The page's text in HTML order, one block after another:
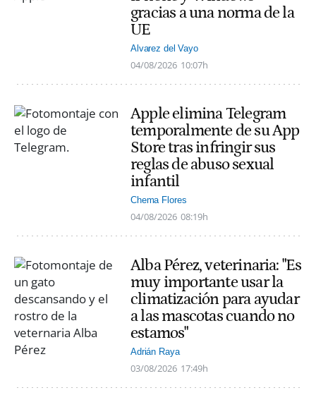
gracias a una norma de la
UE
Alvarez del Vayo
04/08/2026 10:07h
Apple elimina Telegram
temporalmente de su App
Store tras infringir sus
reglas de abuso sexual
infantil
Chema Flores
04/08/2026 08:19h
Alba Pérez, veterinaria: "Es
muy importante usar la
climatización para ayudar
a las mascotas cuando no
estamos"
Adrián Raya
03/08/2026 17:49h